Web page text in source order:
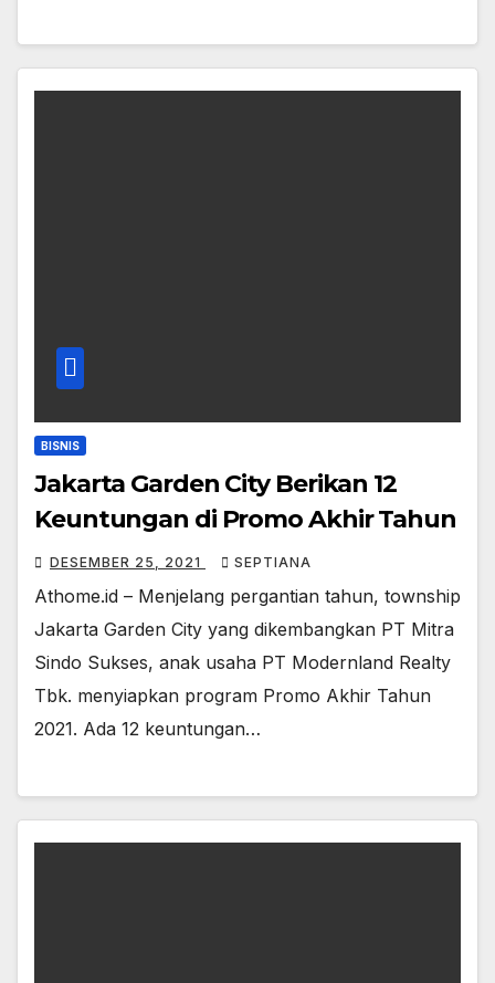
BISNIS
Jakarta Garden City Berikan 12
Keuntungan di Promo Akhir Tahun
DESEMBER 25, 2021 SEPTIANA
Athome.id – Menjelang pergantian tahun, township
Jakarta Garden City yang dikembangkan PT Mitra
Sindo Sukses, anak usaha PT Modernland Realty
Tbk. menyiapkan program Promo Akhir Tahun
2021. Ada 12 keuntungan…